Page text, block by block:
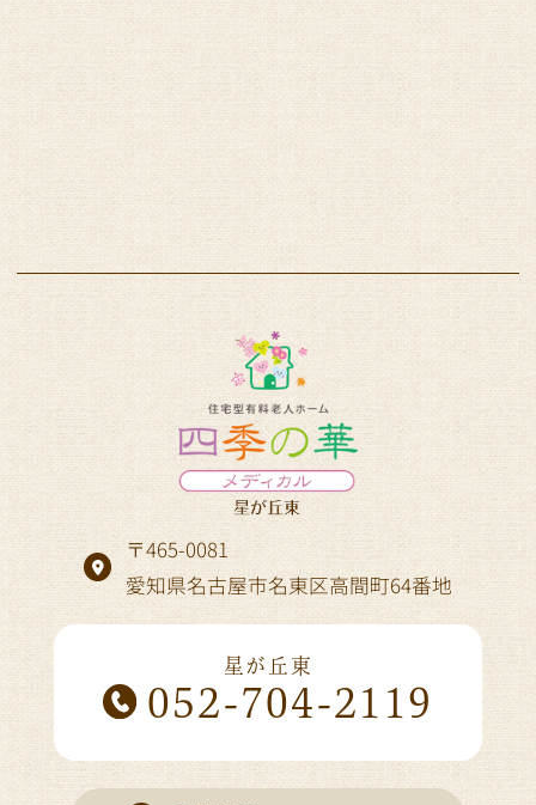
〒465-0081
愛知県名古屋市名東区高間町64番地
星が丘東
052-704-2119